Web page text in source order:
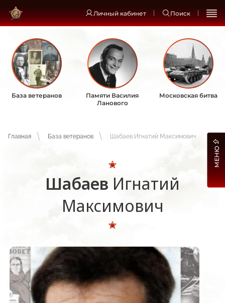
Личный кабинет Поиск
База ветеранов
Памяти Василия
Ланового
Московская битва
Главная База ветеранов Шабаев Игнатий Максимович
Шабаев Игнатий
Максимович
МЕНЮ